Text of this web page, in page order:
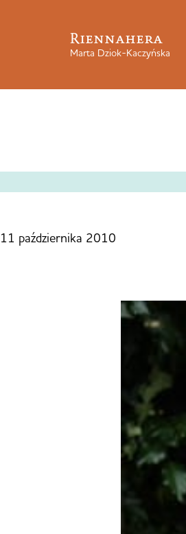
Riennahera
Marta Dziok-Kaczyńska
11 października 2010